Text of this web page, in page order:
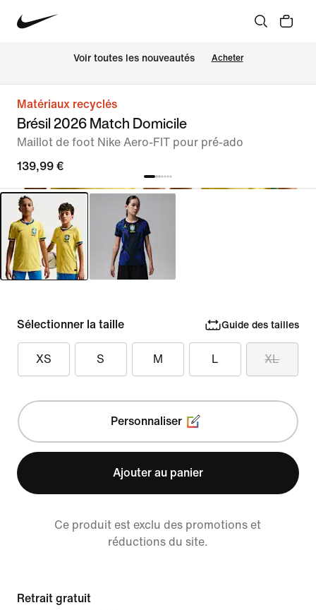
Voir toutes les nouveautés Acheter
Matériaux recyclés
Brésil 2026 Match Domicile
Maillot de foot Nike Aero-FIT pour pré-ado
139,99 €
Sélectionner la taille Guide des tailles
XS S M L XL
Personnaliser
Ajouter au panier
Ce produit est exclu des promotions et
réductions du site.
Retrait gratuit